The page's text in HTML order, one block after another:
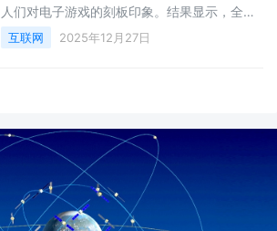
人们对电子游戏的刻板印象。结果显示，全球
48%的玩家为女性，22%的美国游戏玩家年龄
在65岁及以上。
互联网 2025年12月27日